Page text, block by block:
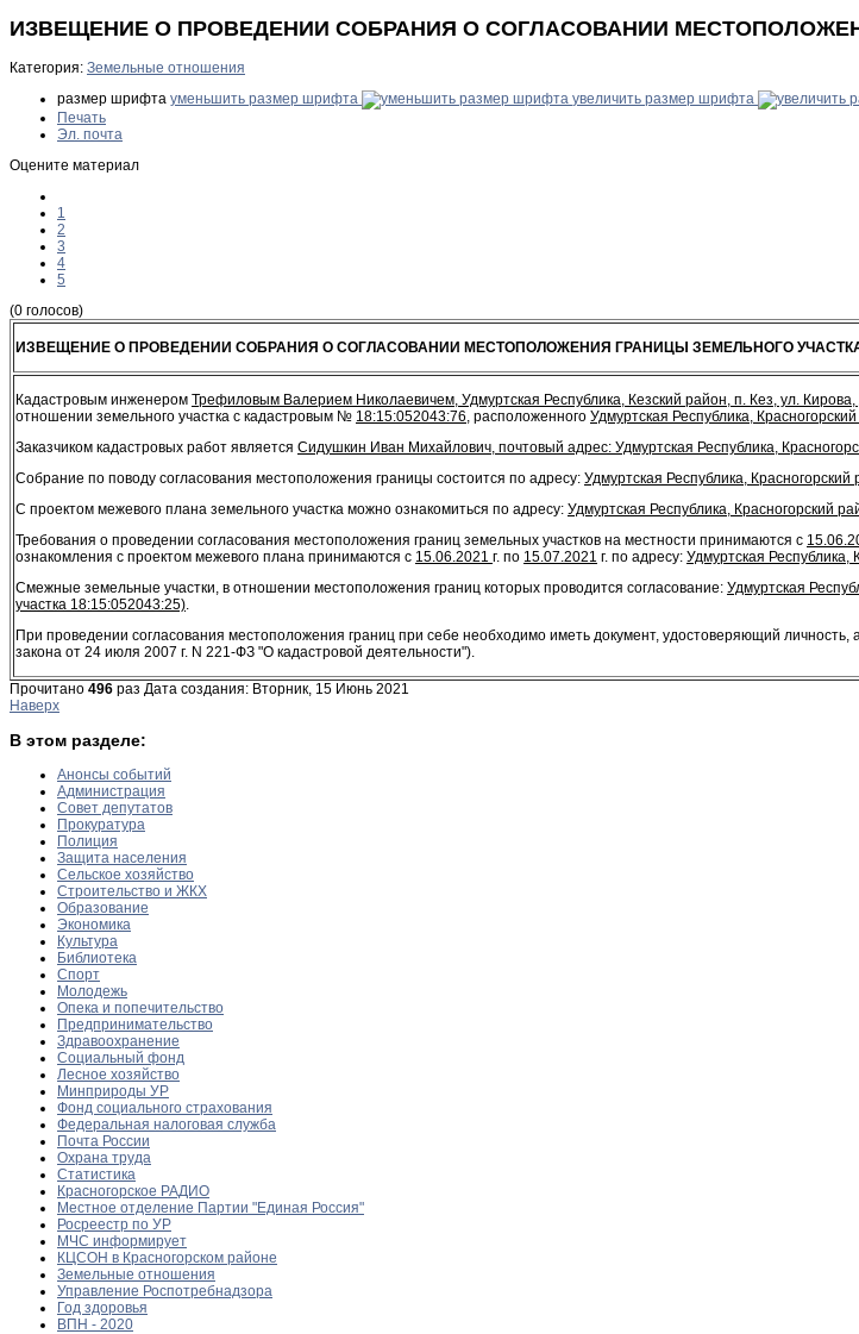
ИЗВЕЩЕНИЕ О ПРОВЕДЕНИИ СОБРАНИЯ О СОГЛАСОВАНИИ
Категория: Земельные отношения
размер шрифта уменьшить размер шрифта
увеличить размер шрифта
Печать
Эл. почта
Оцените материал
1
2
3
4
5
(0 голосов)
ИЗВЕЩЕНИЕ О ПРОВЕДЕНИИ СОБРАНИЯ О СОГЛАСОВАНИИ МЕСТОПОЛОЖЕНИЯ ГРАНИЦЫ ЗЕМЕЛЬНОГО
Кадастровым инженером Трефиловым Валерием Николаевичем, Удмуртская Республика, Кезский район, п. Кез, ул.
отношении земельного участка с кадастровым № 18:15:052043:76, расположенного Удмуртская Республика,
Заказчиком кадастровых работ является Сидушкин Иван Михайлович, почтовый адрес: Удмуртская Республика,
Собрание по поводу согласования местоположения границы состоится по адресу: Удмуртская Республика,
С проектом межевого плана земельного участка можно ознакомиться по адресу: Удмуртская Республика, Красногорский
Требования о проведении согласования местоположения границ земельных участков на местности принимаются с
ознакомления с проектом межевого плана принимаются с 15.06.2021 г. по 15.07.2021 г. по адресу: Удмуртская Республика,
Смежные земельные участки, в отношении местоположения границ которых проводится согласование: Удмуртская
участка 18:15:052043:25).
При проведении согласования местоположения границ при себе необходимо иметь документ, удостоверяющий
закона от 24 июля 2007 г. N 221-ФЗ "О кадастровой деятельности").
Прочитано 496 раз Дата создания: Вторник, 15 Июнь 2021
Наверх
В этом разделе:
Анонсы событий
Администрация
Совет депутатов
Прокуратура
Полиция
Защита населения
Сельское хозяйство
Строительство и ЖКХ
Образование
Экономика
Культура
Библиотека
Спорт
Молодежь
Опека и попечительство
Предпринимательство
Здравоохранение
Социальный фонд
Лесное хозяйство
Минприроды УР
Фонд социального страхования
Федеральная налоговая служба
Почта России
Охрана труда
Статистика
Красногорское РАДИО
Местное отделение Партии "Единая Россия"
Росреестр по УР
МЧС информирует
КЦСОН в Красногорском районе
Земельные отношения
Управление Роспотребнадзора
Год здоровья
ВПН - 2020